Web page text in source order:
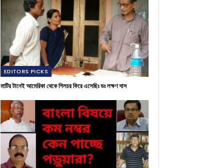
EDITORS PICKS
মাটির টানেই আমেরিকা থেকে শিলচর ফিরে এসেছিঃ ডঃ লক্ষণ দাস